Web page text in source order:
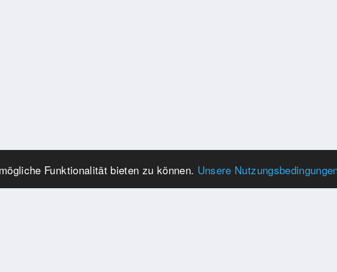
Funktionalität bieten zu können. Unsere